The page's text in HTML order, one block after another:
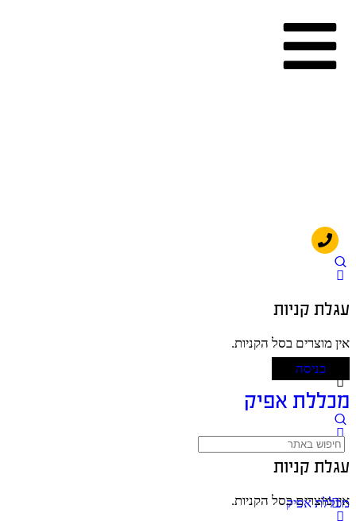
עגלת קניות
אין מוצרים בסל הקניות.
כניסה
מכללת אפיק
עגלת קניות
אין מוצרים בסל הקניות.
מכללת אפיק